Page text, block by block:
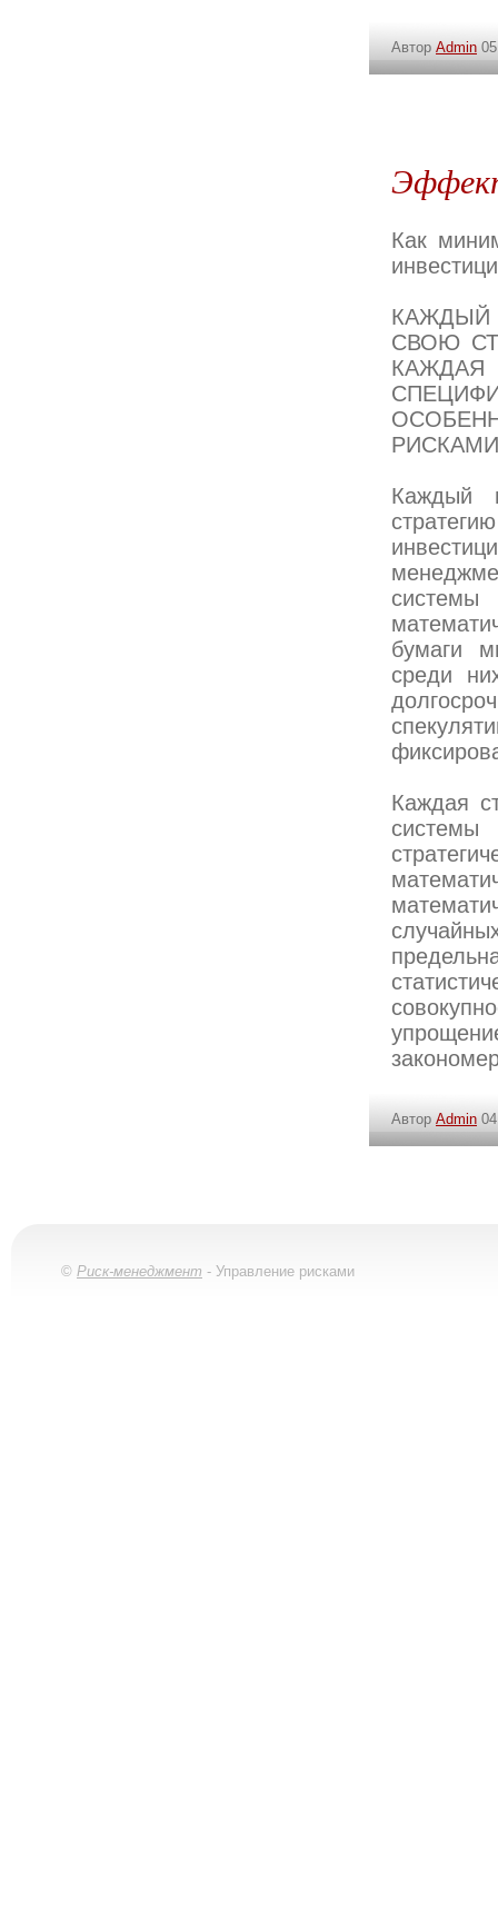
Автор Admin
Как
СВОЮ
КАЖДАЯ
Каждый
бумаги
среди
Каждая
Автор Admin
© Риск-менеджмент - Управление рисками